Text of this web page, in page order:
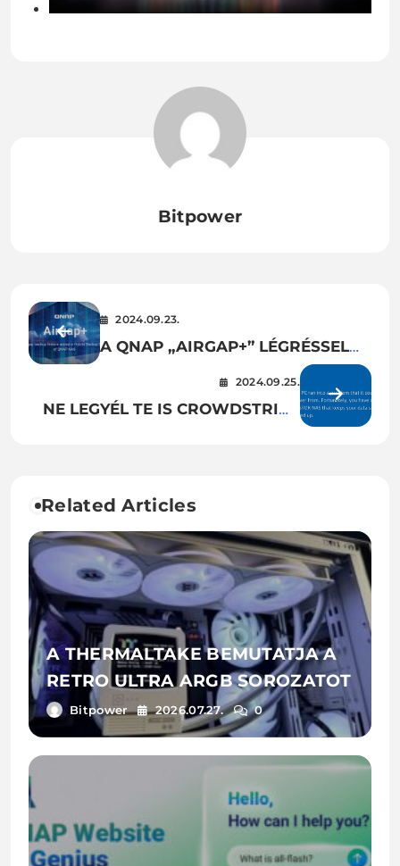
Bitpower
2024.09.23.
A QNAP „AIRGAP+” LÉGRÉSSEL
VÉDETT BIZTONSÁGI MENTÉSI
FUNKCIÓVAL BŐVÍTI A HYBRID
BACKUP
2024.09.25.
NE LEGYÉL TE IS CROWDSTRIKE
Related Articles
A THERMALTAKE BEMUTATJA A
RETRO ULTRA ARGB SOROZATOT
Bitpower 2026.07.27. 0